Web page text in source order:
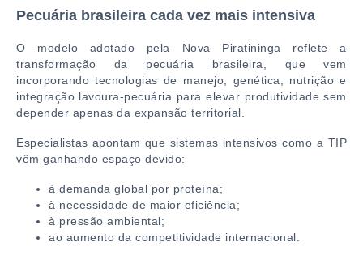
Pecuária brasileira cada vez mais intensiva
O modelo adotado pela Nova Piratininga reflete a
transformação da pecuária brasileira, que vem
incorporando tecnologias de manejo, genética, nutrição e
integração lavoura-pecuária para elevar produtividade sem
depender apenas da expansão territorial.
Especialistas apontam que sistemas intensivos como a TIP
vêm ganhando espaço devido:
à demanda global por proteína;
à necessidade de maior eficiência;
à pressão ambiental;
ao aumento da competitividade internacional.